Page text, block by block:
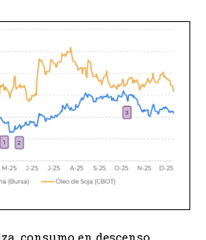
consumo en descenso